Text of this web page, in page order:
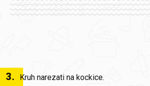
3. Kruh narezati na kockice.